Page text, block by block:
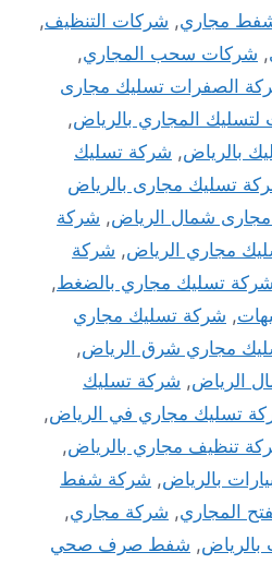
مجاري, شركات التنظيف,
, شركات سحب المجاري,
الصفرات تسليك مجارى
المجاري بالرياض,
بالرياض, شركة تسليك
تسليك مجارى بالرياض
شمال الرياض, شركة
مجاري الرياض, شركة
شركة تسليك مجاري بالضغط,
, شركة تسليك مجاري
مجاري شرق الرياض,
الرياض, شركة تسليك
تسليك مجاري في الرياض,
تنظيف مجاري بالرياض,
بالرياض, شركة شفط
المجاري, شركة مجاري,
, شفط صرف صحي